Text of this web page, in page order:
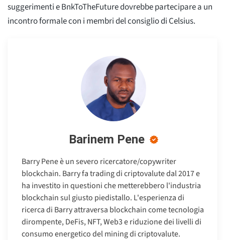
suggerimenti e BnkToTheFuture dovrebbe partecipare a un
incontro formale con i membri del consiglio di Celsius.
Barinem Pene
Barry Pene è un severo ricercatore/copywriter
blockchain. Barry fa trading di criptovalute dal 2017 e
ha investito in questioni che metterebbero l'industria
blockchain sul giusto piedistallo. L'esperienza di
ricerca di Barry attraversa blockchain come tecnologia
dirompente, DeFis, NFT, Web3 e riduzione dei livelli di
consumo energetico del mining di criptovalute.